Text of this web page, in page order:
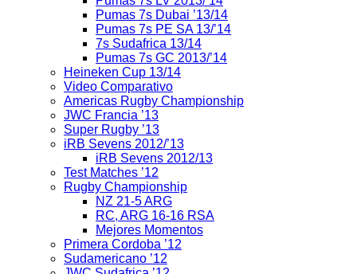
Pumas 7s Dubai ’13/14
Pumas 7s PE SA 13/’14
7s Sudafrica 13/14
Pumas 7s GC 2013/’14
Heineken Cup 13/14
Video Comparativo
Americas Rugby Championship
JWC Francia ’13
Super Rugby ’13
iRB Sevens 2012/’13
iRB Sevens 2012/13
Test Matches ’12
Rugby Championship
NZ 21-5 ARG
RC, ARG 16-16 RSA
Mejores Momentos
Primera Cordoba ’12
Sudamericano ’12